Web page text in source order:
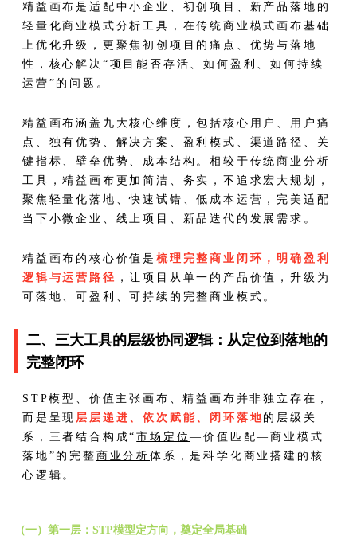
精益画布是适配中小企业、初创项目、新产品落地的
轻量化商业模式分析工具，在传统商业模式画布基础
上优化升级，更聚焦初创项目的痛点、优势与落地
性，核心解决“项目能否存活、如何盈利、如何持续
运营”的问题。
精益画布涵盖九大核心维度，包括核心用户、用户痛
点、独有优势、解决方案、盈利模式、渠道路径、关
键指标、壁垒优势、成本结构。相较于传统商业分析
工具，精益画布更加简洁、务实，不追求宏大规划，
聚焦轻量化落地、快速试错、低成本运营，完美适配
当下小微企业、线上项目、新品迭代的发展需求。
精益画布的核心价值是 梳理完整商业闭环，明确盈利
逻辑与运营路径 ，让项目从单一的产品价值，升级为
可落地、可盈利、可持续的完整商业模式。
二、三大工具的层级协同逻辑：从定位到落地的
完整闭环
STP模型、价值主张画布、精益画布并非独立存在，
而是呈现 层层递进、依次赋能、闭环落地的层级关
系，三者结合构成“市场定位—价值匹配—商业模式
落地”的完整 商业分析体系，是科学化商业搭建的核
心逻辑。
（一）第一层：STP模型定方向，奠定全局基础